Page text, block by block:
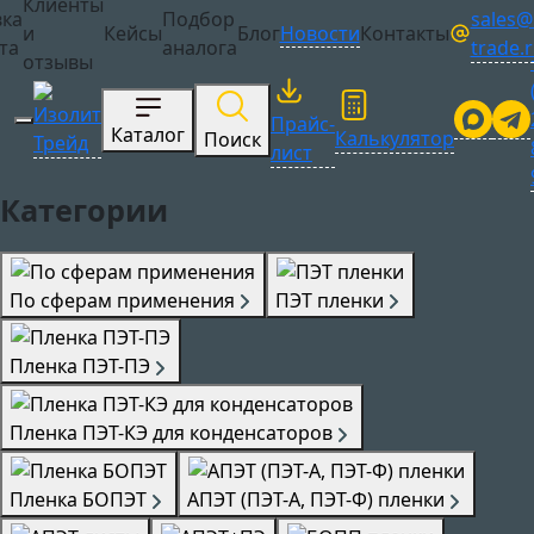
Сотрудничество
и
отзывы
Кейсы
Подбор
аналога
БлогНовостиКонтакты
Каталог Поиск
Прайс-
лист
Калькулятор
Категории
По сферам применения ПЭТ пленки
Пленка ПЭТ-ПЭ
Пленка ПЭТ-КЭ для конденсаторов
Пленка БОПЭТ АПЭТ (ПЭТ-А, ПЭТ-Ф) пленки